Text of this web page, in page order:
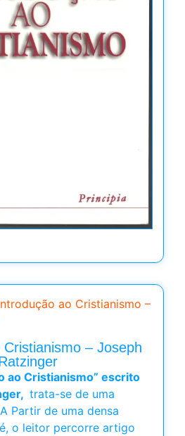
ao Cristianismo –
– Joseph
ao Cristianismo” escrito
trata-se de uma
Partir de uma densa
o leitor percorre artigo